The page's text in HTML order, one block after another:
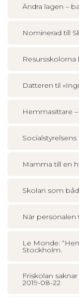
Ändra lagen –
Nominerad till
Datteren til
Hemmasittare
Mamma till en
Skolan som
När personalen
Le Monde:
Stockholm.
Friskolan
2019-08-22